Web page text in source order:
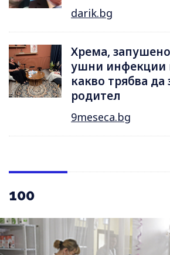
darik.bg
Хрема,
ушни инфекции
какво трябва да
родител
9meseca.bg
100